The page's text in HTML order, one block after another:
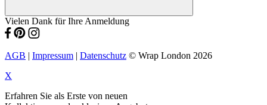
Vielen Dank für Ihre Anmeldung
AGB | Impressum | Datenschutz © Wrap London 2026
X
Erfahren Sie als Erste von neuen